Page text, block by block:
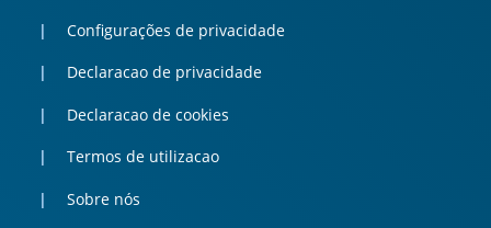
Configurações de privacidade
Declaracao de privacidade
Declaracao de cookies
Termos de utilizacao
Sobre nós